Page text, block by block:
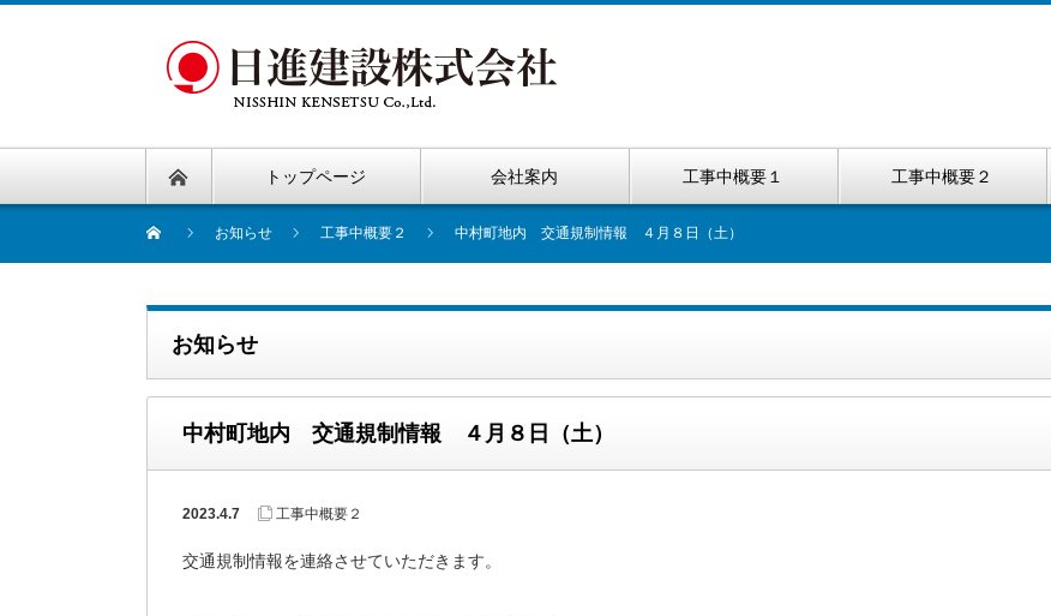
トップページ 会社案内 工事中概要１ 工事中概要２
お知らせ 工事中概要２ 中村町地内 交通規制情報 ４月８日（土）
お知らせ
中村町地内 交通規制情報 ４月８日（土）
2023.4.7 工事中概要２
交通規制情報を連絡させていただきます。